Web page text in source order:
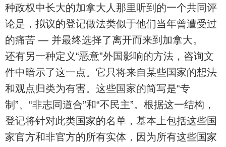
种政权中长大的加拿大人那里听到的一个共同评
论是，拟议的登记做法类似于他们当年曾遭受过
的痛苦 — 并最终选择了离开而来到加拿大。
还有另一种定义“恶意”外国影响的方法，咨询文
件中暗示了这一点。它只将来自某些国家的想法
和观点归类为有害。这些国家的简写是“专
制”、“非志同道合”和“不民主”。根据这一结构，
登记将针对此类国家的名单，基本上包括这些国
家官方和非官方的所有实体，因为所有这些国家